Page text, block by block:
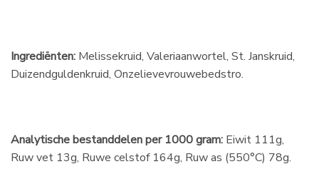
Ingrediënten: Melissekruid, Valeriaanwortel, St. Janskruid,
Duizendguldenkruid, Onzelievevrouwebedstro.
Analytische bestanddelen per 1000 gram: Eiwit 111g,
Ruw vet 13g, Ruwe celstof 164g, Ruw as (550°C) 78g.